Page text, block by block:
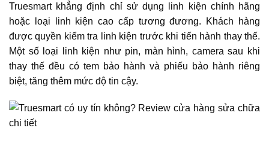
Truesmart khẳng định chỉ sử dụng linh kiện chính hãng
hoặc loại linh kiện cao cấp tương đương. Khách hàng
được quyền kiểm tra linh kiện trước khi tiến hành thay thế.
Một số loại linh kiện như pin, màn hình, camera sau khi
thay thế đều có tem bảo hành và phiếu bảo hành riêng
biệt, tăng thêm mức độ tin cậy.